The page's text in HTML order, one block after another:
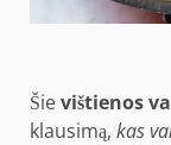
Šievištienos
klausimą, kas